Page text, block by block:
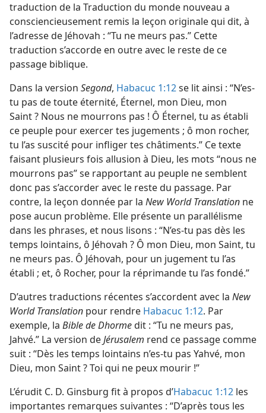
traduction de la Traduction du monde nouveau a
consciencieusement remis la leçon originale qui dit, à
l’adresse de Jéhovah : “Tu ne meurs pas.” Cette
traduction s’accorde en outre avec le reste de ce
passage biblique.
Dans la version Segond, Habacuc 1:12se lit ainsi : “N’es-​
tu pas de toute éternité, Éternel, mon Dieu, mon
Saint ? Nous ne mourrons pas ! Ô Éternel, tu as établi
ce peuple pour exercer tes jugements ; ô mon rocher,
tu l’as suscité pour infliger tes châtiments.” Ce texte
faisant plusieurs fois allusion à Dieu, les mots “nous ne
mourrons pas” se rapportant au peuple ne semblent
donc pas s’accorder avec le reste du passage. Par
contre, la leçon donnée par la New World Translation ne
pose aucun problème. Elle présente un parallélisme
dans les phrases, et nous lisons : “N’es-​tu pas dès les
temps lointains, ô Jéhovah ? Ô mon Dieu, mon Saint, tu
ne meurs pas. Ô Jéhovah, pour un jugement tu l’as
établi ; et, ô Rocher, pour la réprimande tu l’as fondé.”
D’autres traductions récentes s’accordent avec la New
World Translation pour rendre Habacuc 1:12. Par
exemple, la Bible de Dhormedit : “Tu ne meurs pas,
Jahvé.” La version deJérusalem rend ce passage comme
suit : “Dès les temps lointains n’es-​tu pas Yahvé, mon
Dieu, mon Saint ? Toi qui ne peux mourir !”
L’érudit C. D. Ginsburg fit à propos d’Habacuc 1:12 les
importantes remarques suivantes : “D’après tous les